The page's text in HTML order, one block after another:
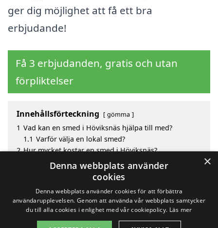
ger dig möjlighet att få ett bra
erbjudande!
Få 3 erbjudanden, gratis och utan
förpliktelser
Innehållsförteckning gömma
1 Vad kan en smed i Höviksnäs hjälpa till med?
1.1 Varför välja en lokal smed?
2 Hur mycket kostar en smed i Höviksnäs?
Fördelar med att välja smed i Höviksnäs
Sök efter en skicklig smed i de omgivande städerna
×
Denna webbplats använder
cookies
Denna webbplats använder cookies för att förbättra
användarupplevelsen. Genom att använda vår webbplats samtycker
du till alla cookies i enlighet med vår cookiepolicy. Läs mer